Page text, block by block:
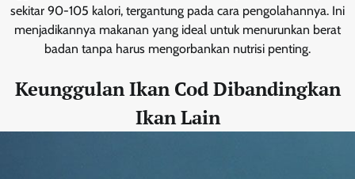
sekitar 90-105 kalori, tergantung pada cara pengolahannya. Ini
menjadikannya makanan yang ideal untuk menurunkan berat
badan tanpa harus mengorbankan nutrisi penting.
Keunggulan Ikan Cod Dibandingkan
Ikan Lain